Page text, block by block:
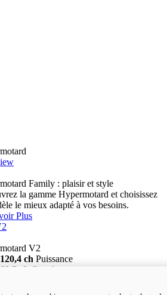
Family : plaisir et style
la gamme Hypermotard et choisissez
le mieux adapté à vos besoins.
Plus
V2
120,4 ch Puissance
69 lb-ft
Couple